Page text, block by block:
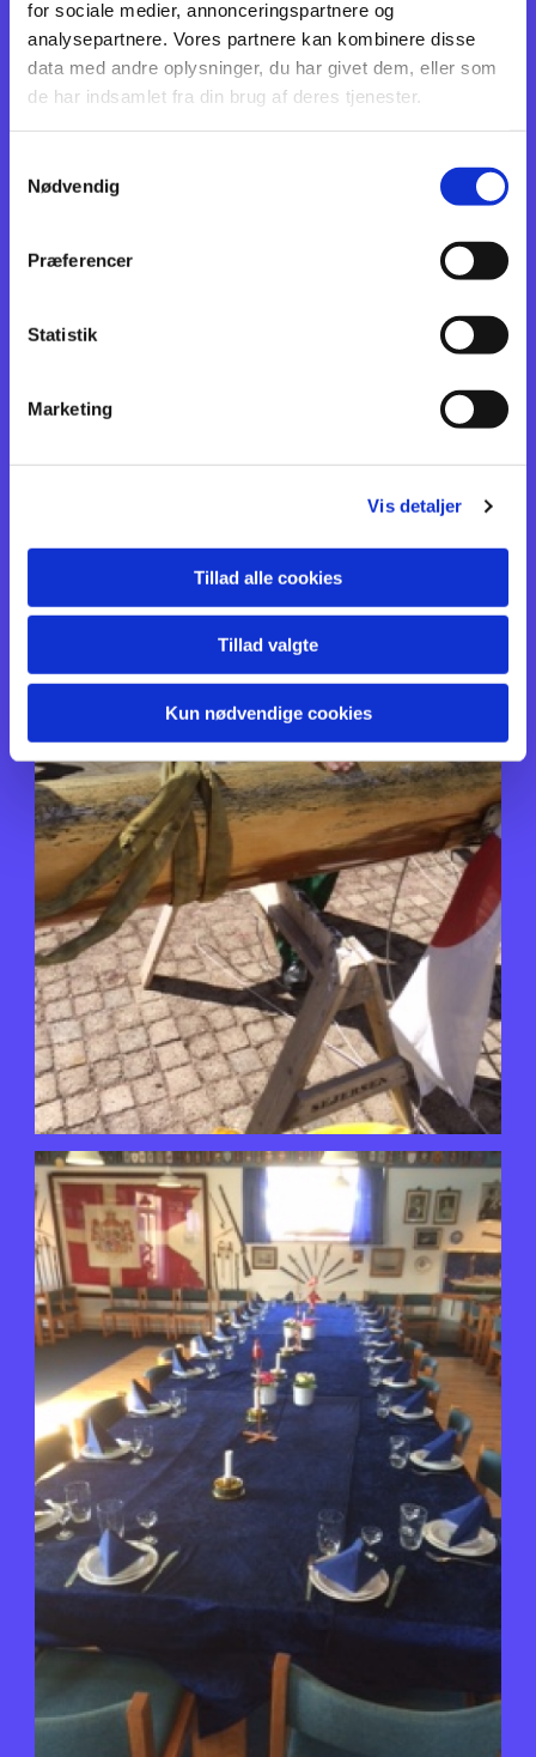
for sociale medier, annonceringspartnere og
analysepartnere. Vores partnere kan kombinere disse
data med andre oplysninger, du har givet dem, eller som
de har indsamlet fra din brug af deres tjenester.
Nødvendig
Præferencer
Statistik
Marketing
Vis detaljer
Tillad alle cookies
Tillad valgte
Kun nødvendige cookies